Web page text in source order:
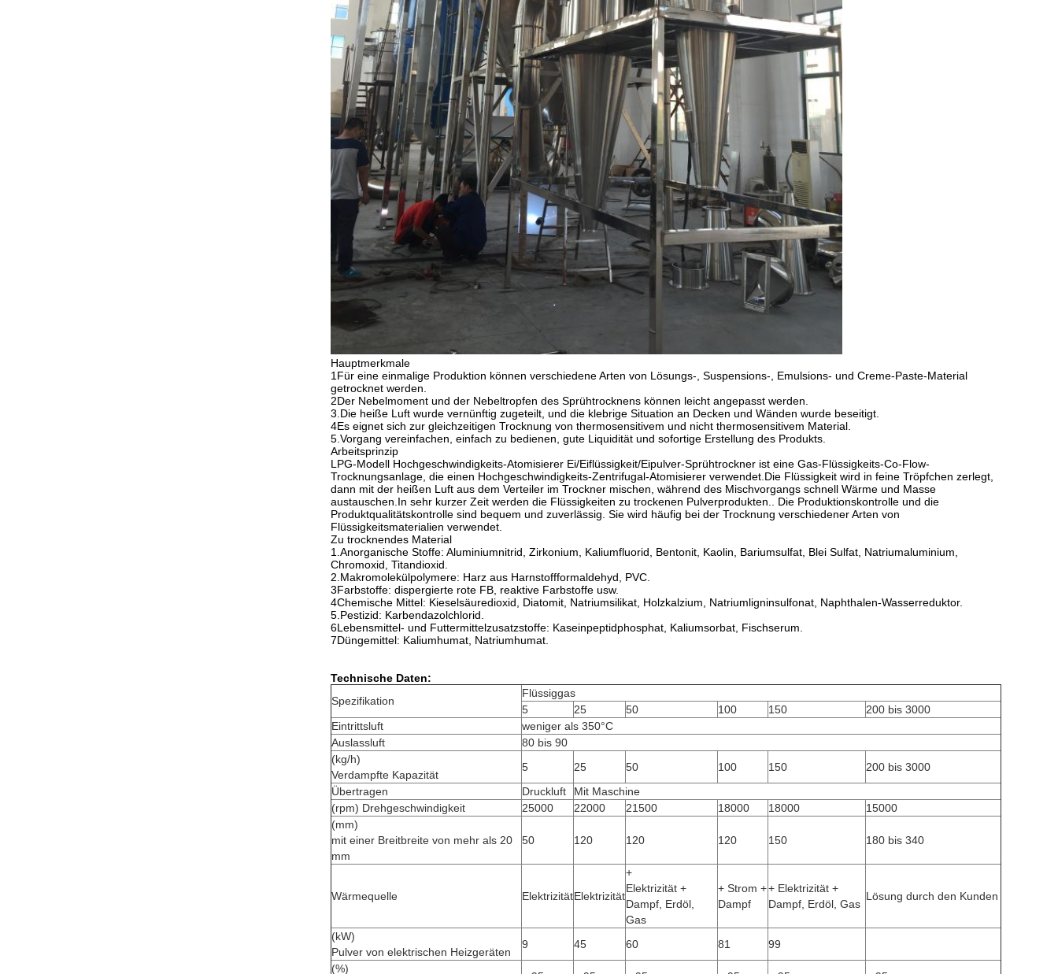
Hauptmerkmale
1Für eine einmalige Produktion können verschiedene Arten von Lösungs-, Suspensions-, Emulsions- und Creme-Paste-Material
getrocknet werden.
2Der Nebelmoment und der Nebeltropfen des Sprühtrocknens können leicht angepasst werden.
3.Die heiße Luft wurde vernünftig zugeteilt, und die klebrige Situation an Decken und Wänden wurde beseitigt.
4Es eignet sich zur gleichzeitigen Trocknung von thermosensitivem und nicht thermosensitivem Material.
5.Vorgang vereinfachen, einfach zu bedienen, gute Liquidität und sofortige Erstellung des Produkts.
Arbeitsprinzip
LPG-Modell Hochgeschwindigkeits-Atomisierer Ei/Eiflüssigkeit/Eipulver-Sprühtrockner ist eine Gas-Flüssigkeits-Co-Flow-
Trocknungsanlage, die einen Hochgeschwindigkeits-Zentrifugal-Atomisierer verwendet.Die Flüssigkeit wird in feine Tröpfchen zerlegt,
dann mit der heißen Luft aus dem Verteiler im Trockner mischen, während des Mischvorgangs schnell Wärme und Masse
austauschen.In sehr kurzer Zeit werden die Flüssigkeiten zu trockenen Pulverprodukten.. Die Produktionskontrolle und die
Produktqualitätskontrolle sind bequem und zuverlässig. Sie wird häufig bei der Trocknung verschiedener Arten von
Flüssigkeitsmaterialien verwendet.
Zu trocknendes Material
1.Anorganische Stoffe: Aluminiumnitrid, Zirkonium, Kaliumfluorid, Bentonit, Kaolin, Bariumsulfat, Blei Sulfat, Natriumaluminium,
Chromoxid, Titandioxid.
2.Makromolekülpolymere: Harz aus Harnstoffformaldehyd, PVC.
3Farbstoffe: dispergierte rote FB, reaktive Farbstoffe usw.
4Chemische Mittel: Kieselsäuredioxid, Diatomit, Natriumsilikat, Holzkalzium, Natriumligninsulfonat, Naphthalen-Wasserreduktor.
5.Pestizid: Karbendazolchlorid.
6Lebensmittel- und Futtermittelzusatzstoffe: Kaseinpeptidphosphat, Kaliumsorbat, Fischserum.
7Düngemittel: Kaliumhumat, Natriumhumat.
Technische Daten:
Spezifikation
Flüssiggas
5
25 50 100 150
200 bis 3000
Eintrittsluft
weniger als 350°C
Auslassluft
80 bis 90
(kg/h)
Verdampfte Kapazität
5 25 50 100 150
200 bis 3000
Übertragen
Druckluft
Mit Maschine
(rpm) Drehgeschwindigkeit
25000 22000 21500 18000 18000
15000
(mm)
mit einer Breitbreite von mehr als 20
mm
50 120 120 120 150 180 bis 340
Wärmequelle ElektrizitätElektrizität
+
Elektrizität +
Dampf, Erdöl,
Gas
+ Strom +
Dampf
+ Elektrizität +
Dampf, Erdöl, Gas
Lösung durch den Kunden
(kW)
Pulver von elektrischen Heizgeräten
9 45 60 81
99
(%)